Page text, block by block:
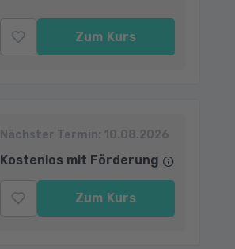
Zum Kurs
Nächster Termin: 10.08.2026
Kostenlos mit Förderung
Zum Kurs